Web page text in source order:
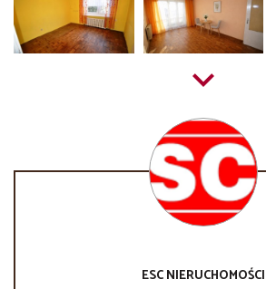
ESC NIERUCHOMOŚCI